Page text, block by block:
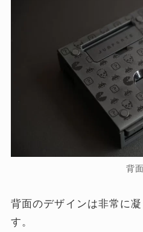
背面
背面のデザインは非常に
す。